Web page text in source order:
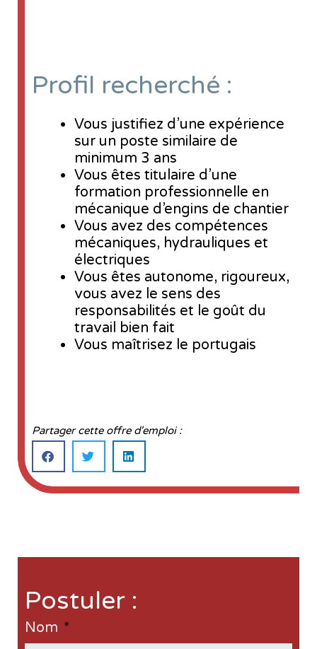
Profil recherché :
Vous justifiez d’une expérience
sur un poste similaire de
minimum 3 ans
Vous êtes titulaire d’une
formation professionnelle en
mécanique d’engins de chantier
Vous avez des compétences
mécaniques, hydrauliques et
électriques
Vous êtes autonome, rigoureux,
vous avez le sens des
responsabilités et le goût du
travail bien fait
Vous maîtrisez le portugais
Partager cette offre d'emploi :
Postuler :
Nom *